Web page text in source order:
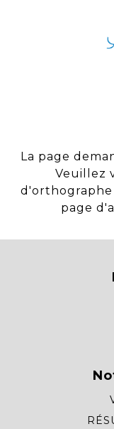
La page
Veuillez
d'orthographe
page